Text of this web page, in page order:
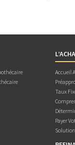
Accueil
Taux
Payer